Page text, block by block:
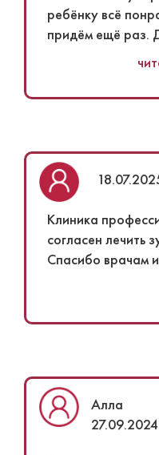
ребёнку всё
придём ещё раз.
плакал, вёл себя
стоматологии​
Качество
посещению.
Клиника
согласен лечить
Спасибо врачам
Алла
27.09.2024